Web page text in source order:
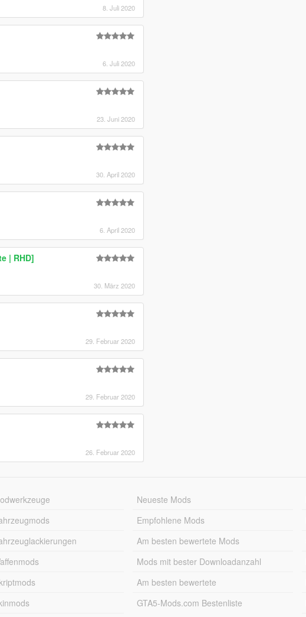
8. Juli 2020
6. Juli 2020
23. Juni 2020
30. April 2020
6. April 2020
| RHD]
30. März 2020
29. Februar 2020
29. Februar 2020
26. Februar 2020
Neueste Mods
Empfohlene Mods
Am besten bewertete Mods
Mods mit bester Downloadanzahl
Am besten bewertete
GTA5-Mods.com Bestenliste